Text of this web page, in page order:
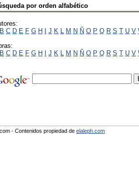
por orden alfabético
B C D E F G H I J K L M N Ñ O P Q R S T U V
B C D E F G H I J K L M N Ñ O P Q R S T U V
- Contenidos propiedad de elaleph.com